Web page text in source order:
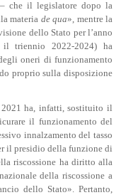
che il legislatore dopo la
materia de qua», mentre la
dello Stato per l’anno
triennio 2022-2024) ha
oneri di funzionamento
proprio sulla disposizione
2021 ha, infatti, sostituito il
il funzionamento del
innalzamento del tasso
il presidio della funzione di
riscossione ha diritto alla
della riscossione a
dello Stato». Pertanto,